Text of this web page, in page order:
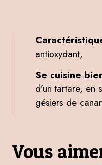
antioxydant,
Se cuisine
d’un tartare,
gésiers de
Vous